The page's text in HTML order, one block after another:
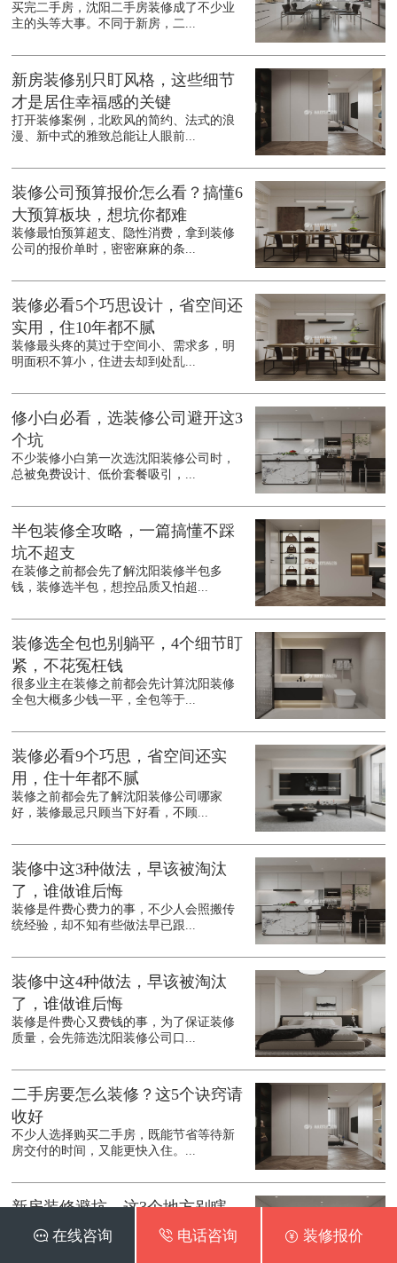
买完二手房，沈阳二手房装修成了不少业
主的头等大事。不同于新房，二...
新房装修别只盯风格，这些细节
才是居住幸福感的关键
打开装修案例，北欧风的简约、法式的浪
漫、新中式的雅致总能让人眼前...
装修公司预算报价怎么看？搞懂6
大预算板块，想坑你都难
装修最怕预算超支、隐性消费，拿到装修
公司的报价单时，密密麻麻的条...
装修必看5个巧思设计，省空间还
实用，住10年都不腻
装修最头疼的莫过于空间小、需求多，明
明面积不算小，住进去却到处乱...
修小白必看，选装修公司避开这3
个坑
不少装修小白第一次选沈阳装修公司时，
总被免费设计、低价套餐吸引，...
半包装修全攻略，一篇搞懂不踩
坑不超支
在装修之前都会先了解沈阳装修半包多
钱，装修选半包，想控品质又怕超...
装修选全包也别躺平，4个细节盯
紧，不花冤枉钱
很多业主在装修之前都会先计算沈阳装修
全包大概多少钱一平，全包等于...
装修必看9个巧思，省空间还实
用，住十年都不腻
装修之前都会先了解沈阳装修公司哪家
好，装修最忌只顾当下好看，不顾...
装修中这3种做法，早该被淘汰
了，谁做谁后悔
装修是件费心费力的事，不少人会照搬传
统经验，却不知有些做法早已跟...
装修中这4种做法，早该被淘汰
了，谁做谁后悔
装修是件费心又费钱的事，为了保证装修
质量，会先筛选沈阳装修公司口...
二手房要怎么装修？这5个诀窍请
收好
不少人选择购买二手房，既能节省等待新
房交付的时间，又能更快入住。...
新房装修避坑，这3个地方别瞎
装，钱花了还不实用
沈阳新房装修是件让人既期待又头疼的
 在线咨询  电话咨询  装修报价